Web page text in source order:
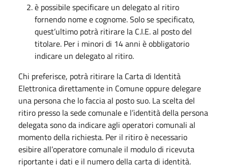
è possibile specificare un delegato al ritiro
fornendo nome e cognome. Solo se specificato,
quest’ultimo potrà ritirare la C.I.E. al posto del
titolare. Per i minori di 14 anni è obbligatorio
indicare un delegato al ritiro.
Chi preferisce, potrà ritirare la Carta di Identità
Elettronica direttamente in Comune oppure delegare
una persona che lo faccia al posto suo. La scelta del
ritiro presso la sede comunale e l’identità della persona
delegata sono da indicare agli operatori comunali al
momento della richiesta. Per il ritiro è necessario
esibire all’operatore comunale il modulo di ricevuta
riportante i dati e il numero della carta di identità.